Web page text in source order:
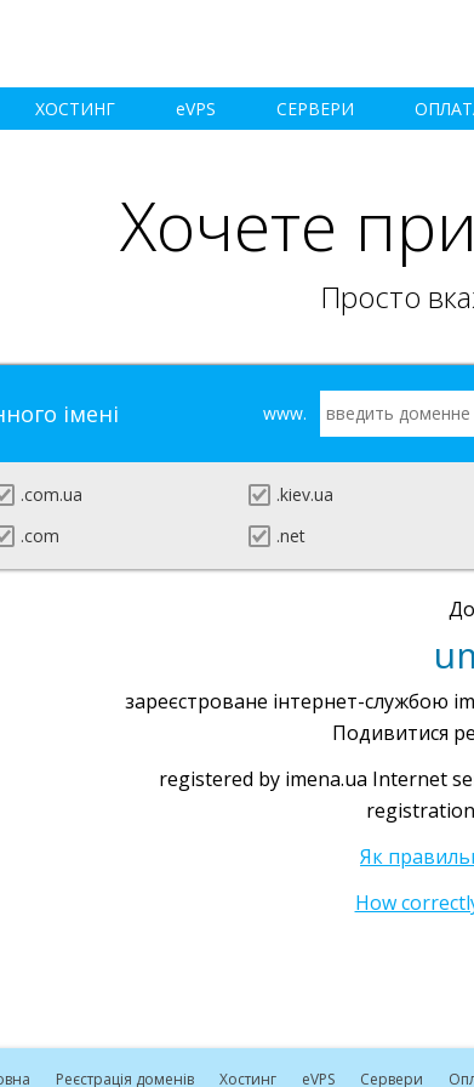
ХОСТИНГ eVPS СЕРВЕРИ
Хочете
Просто
імені www.
.com.ua .kiev.ua
.com .net
зареєстроване інтернет-службою
Подивитися
registered by imena.ua Internet
Як
How
Реєстрація доменів Хостинг eVPS Сервери